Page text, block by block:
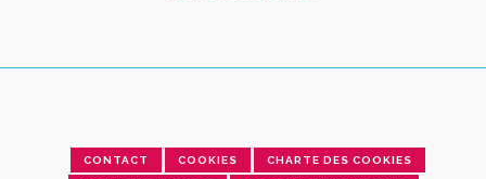
CONTACT COOKIES CHARTE DES COOKIES